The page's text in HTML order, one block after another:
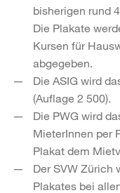
bisherigen rund
Die Pla­kate
Kursen für
abgegeben.
Die ASIG wird
(Auflage 2 500).
Die PWG wird
MieterInnen per
Plakat dem
Der SVW Zürich
Plakates bei